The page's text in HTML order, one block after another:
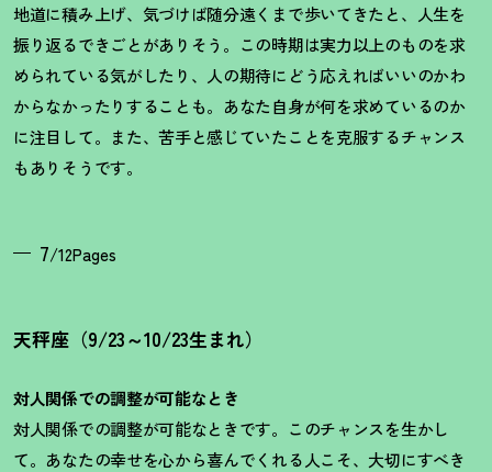
地道に積み上げ、気づけば随分遠くまで歩いてきたと、人生を
振り返るできごとがありそう。この時期は実力以上のものを求
められている気がしたり、人の期待にどう応えればいいのかわ
からなかったりすることも。あなた自身が何を求めているのか
に注目して。また、苦手と感じていたことを克服するチャンス
もありそうです。
7/12Pages
天秤座（9/23～10/23生まれ）
対人関係での調整が可能なとき
対人関係での調整が可能なときです。このチャンスを生かし
て。あなたの幸せを心から喜んでくれる人こそ、大切にすべき